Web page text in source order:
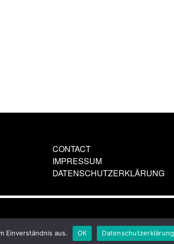
CONTACT
IMPRESSUM
DATENSCHUTZERKLÄRUNG
Einverständnis aus. OK Datenschutzerklärung